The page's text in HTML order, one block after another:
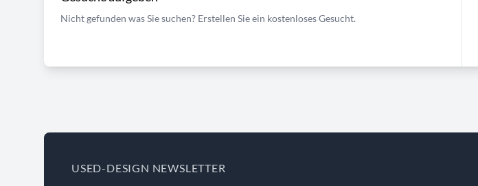
Nicht gefunden was Sie suchen? Erstellen Sie ein kostenloses Gesucht.
USED-DESIGN NEWSLETTER